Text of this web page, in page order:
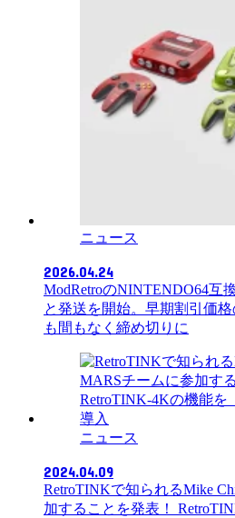
ニュース
2026.04.24
ModRetroのNINTENDO64互
と発送を開始。早期割引価
も間もなく締め切りに
ニュース
2024.04.09
RetroTINKで知られるMike
加することを発表！